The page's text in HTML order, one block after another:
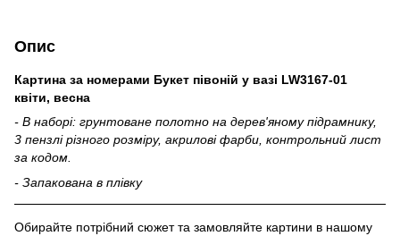
Опис
Картина за номерами Букет півоній у вазі LW3167-01
квіти, весна
- В наборі: грунтоване полотно на дерев'яному підрамнику,
3 пензлі різного розміру, акрилові фарби, контрольний лист
за кодом.
- Запакована в плівку
Обирайте потрібний сюжет та замовляйте картини в нашому